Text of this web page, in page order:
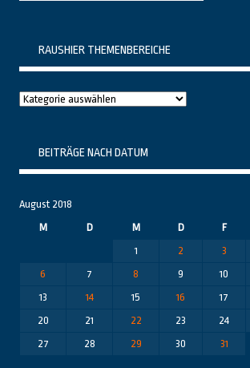
RAUSHIER THEMENBEREICHE
Raushier
BEITRÄGE NACH DATUM
August 2018
M
D M D F
1
2 3
6
7 8 9 10
13
14 15 16 17
20
21 22 23 24
27
28 29 30 31